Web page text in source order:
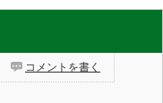
コメントを書く